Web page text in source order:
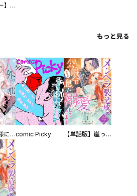
【フルカラー】さよなら、私の大好きな１０００人のキミ。
もっと見る
人外の旦那様に娶られ毎晩ナカまで愛される…。アンソロジーcomic Picky 【単話版】崖っぷち令嬢ですが、意地と策略で幸せになります！シリーズ